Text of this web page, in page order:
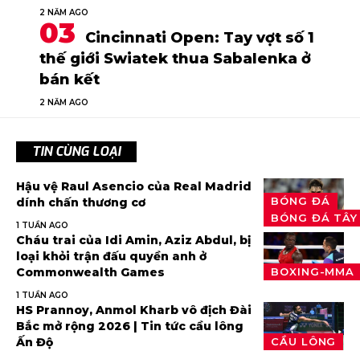
2 NĂM AGO
Cincinnati Open: Tay vợt số 1
thế giới Swiatek thua Sabalenka ở
bán kết
2 NĂM AGO
TIN CÙNG LOẠI
BÓNG ĐÁ
BÓNG ĐÁ
Hậu vệ Raul Asencio của Real Madrid
dính chấn thương cơ
1 TUẦN AGO
BOXING-MMA
Cháu trai của Idi Amin, Aziz Abdul, bị
loại khỏi trận đấu quyền anh ở
Commonwealth Games
1 TUẦN AGO
CẦU LÔNG
HS Prannoy, Anmol Kharb vô địch Đài
Bắc mở rộng 2026 | Tin tức cầu lông
Ấn Độ